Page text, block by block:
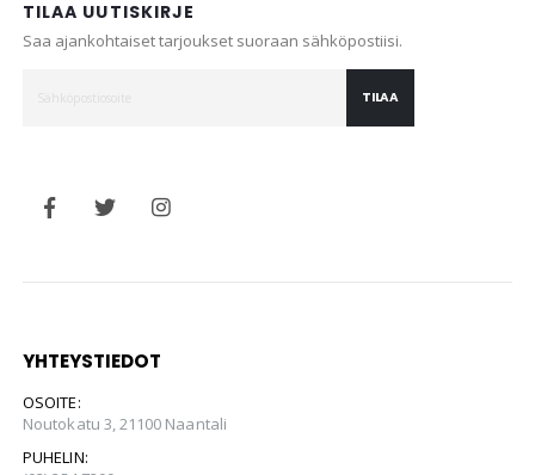
TILAA UUTISKIRJE
Saa ajankohtaiset tarjoukset suoraan sähköpostiisi.
TILAA
YHTEYSTIEDOT
OSOITE:
Noutokatu 3, 21100 Naantali
PUHELIN: